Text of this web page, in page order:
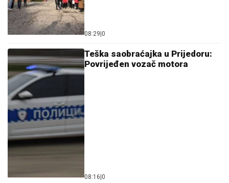
08:29|0
Teška saobraćajka u Prijedoru:
Povrijeđen vozač motora
08:16|0